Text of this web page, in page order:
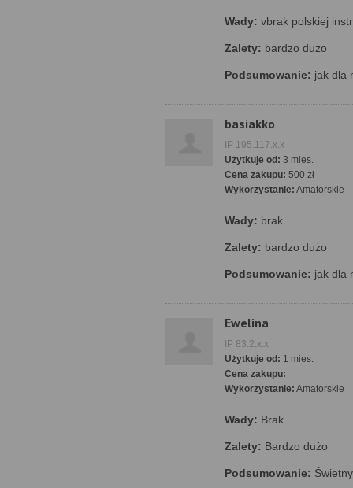
Wady: vbrak polskiej
Zalety: bardzo duzo
Podsumowanie: jak dla
basiakko
IP 195.117.x.x
Użytkuje od: 3 mies.
Cena zakupu: 500 zł
Wykorzystanie: Amatorskie
Wady: brak
Zalety: bardzo dużo
Podsumowanie: jak dla
Ewelina
IP 83.2.x.x
Użytkuje od: 1 mies.
Cena zakupu:
Wykorzystanie: Amatorskie
Wady: Brak
Zalety: Bardzo dużo
Podsumowanie: